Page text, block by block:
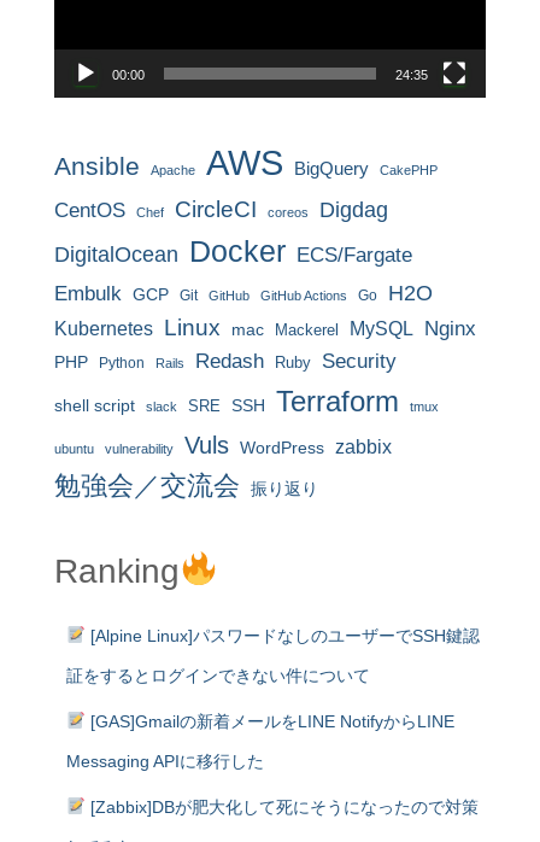
00:00 24:35
Ansible Apache AWS BigQuery CakePHP
CentOS Chef CircleCI coreos
Digdag
DigitalOcean Docker ECS/Fargate
Embulk GCP Git GitHub GitHub Actions Go H2O
Kubernetes Linux mac Mackerel MySQL Nginx
PHP Python Rails Redash Ruby Security
shell script slack SRE SSH Terraform tmux
ubuntu vulnerability Vuls WordPress zabbix
勉強会／交流会 振り返り
Ranking
[Alpine Linux]パスワードなしのユーザーでSSH鍵認
証をするとログインできない件について
[GAS]Gmailの新着メールをLINE NotifyからLINE
Messaging APIに移行した
[Zabbix]DBが肥大化して死にそうになったので対策